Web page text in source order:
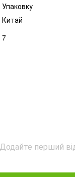
Упаковку
Китай
7
Додайте перший